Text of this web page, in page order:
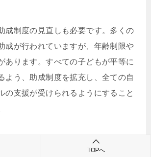
成制度の見直しも必要です。多くの
成が行われていますが、年齢制限や
あります。すべての子どもが平等に
よう、助成制度を拡充し、全ての自
の支援が受けられるようにすること
は、自治体同士の連携も重要になっ
TOPへ